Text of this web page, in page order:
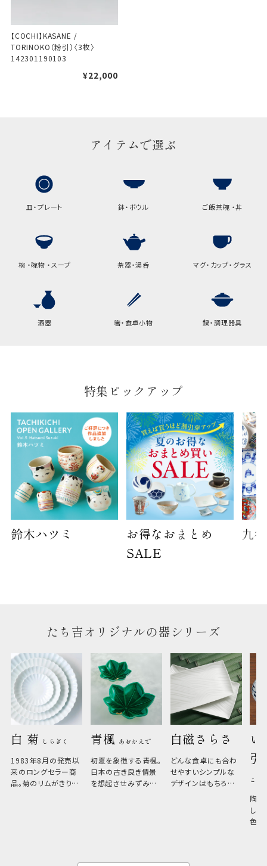
【COCHI】KASANE /
TORINOKO（粉引）〈3枚〉
142301190103
¥22,000
アイテムで選ぶ
皿・プレート 鉢・ボウル ご飯茶碗 ・丼
椀 ・碗物 ・スープ 茶器・湯呑 マグ・カップ・グラス
酒器 箸・食卓小物 鍋・調理器具
特集ピックアップ
鈴木ハツミ
お得なおまとめ
SALE
九
たち吉オリジナルの器シリーズ
白 菊 しらぎく
1983年8月の発売以
来のロングセラー商
品。菊のリムがきりっ
青楓 あおかえで
初夏を象徴する青楓。
日本の古き良き情景
を想起させみずみず
白磁さらさ
どんな食卓にも合わ
せやすいシンプルな
デザインはもちろん、
い
こひ
陶器
しい
色の